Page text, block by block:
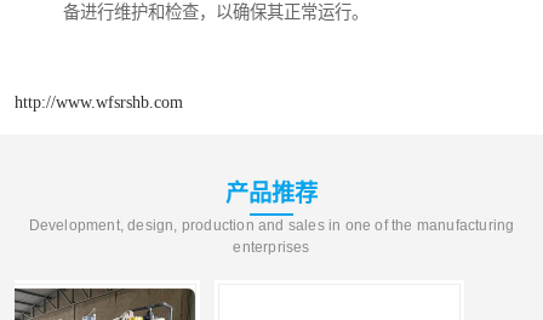
备进行维护和检查，以确保其正常运行。
http://www.wfsrshb.com
产品推荐
Development, design, production and sales in one of the manufacturing
enterprises